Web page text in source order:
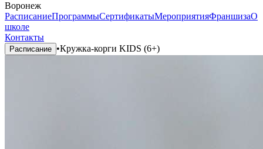
Воронеж
РасписаниеПрограммыСертификатыМероприятияФраншизаО
школе
Контакты
Расписание •Кружка-корги KIDS (6+)